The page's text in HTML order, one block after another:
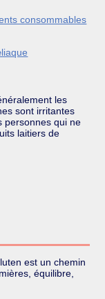
consommables
les
sont irritantes
personnes qui ne
laitiers de
est un chemin
équilibre,